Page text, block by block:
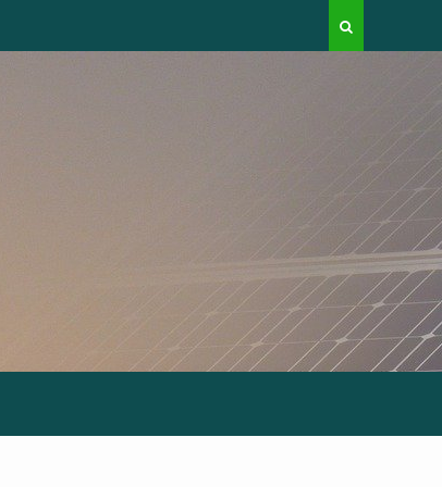
Una turbina eolica domestica. Cambia il futuro?